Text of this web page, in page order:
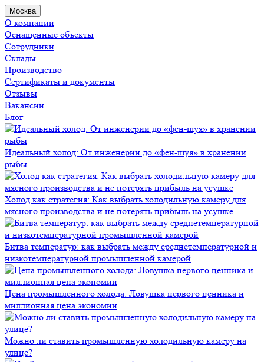
Москва
О компании
Оснащенные объекты
Сотрудники
Склады
Производство
Сертификаты и документы
Отзывы
Вакансии
Блог
Идеальный холод: От инженерии до «фен-шуя» в хранении
рыбы
Холод как стратегия: Как выбрать холодильную камеру для
мясного производства и не потерять прибыль на усушке
Битва температур: как выбрать между среднетемпературной и
низкотемпературной промышленной камерой
Цена промышленного холода: Ловушка первого ценника и
миллионная цена экономии
Можно ли ставить промышленную холодильную камеру на
улице?